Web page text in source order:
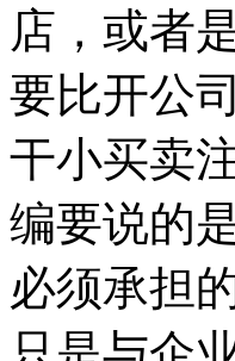
店，或者
要比开公
干小买卖
编要说的
必须承担